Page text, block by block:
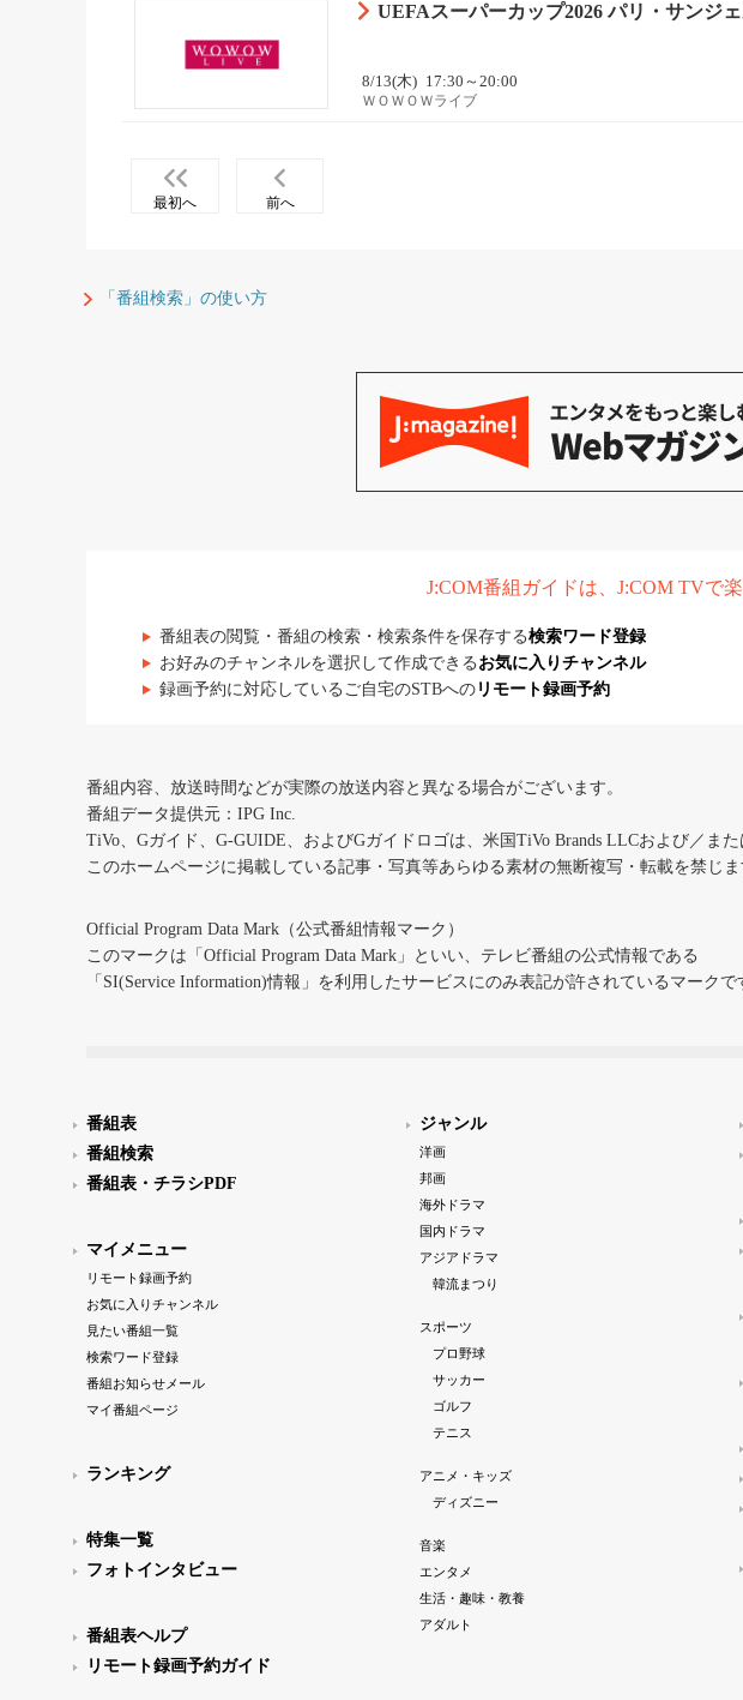
UEFAスーパーカップ2026 パリ・サンジ
8/13(木) 17:30～20:00
ＷＯＷＯＷライブ
最初へ 前へ
「番組検索」の使い方
J:COM番組ガイドは、J:COM TVで
番組表の閲覧・番組の検索・検索条件を保存する検索ワード登録
お好みのチャンネルを選択して作成できる お気に入りチャンネル
録画予約に対応しているご自宅のSTBへの リモート録画予約
番組内容、放送時間などが実際の放送内容と異なる場合がございます。
番組データ提供元：IPG Inc.
TiVo、Gガイド、G-GUIDE、およびGガイドロゴは、米国TiVo Brands LLCおよび／ま
このホームページに掲載している記事・写真等あらゆる素材の無断複写・転載を禁じま
Official Program Data Mark（公式番組情報マーク）
このマークは「Official Program Data Mark」といい、テレビ番組の公式情報である
「SI(Service Information)情報」を利用したサービスにのみ表記が許されているマークで
番組表
番組検索
番組表・チラシPDF
マイメニュー
リモート録画予約
お気に入りチャンネル
見たい番組一覧
検索ワード登録
番組お知らせメール
マイ番組ページ
ランキング
特集一覧
フォトインタビュー
番組表ヘルプ
リモート録画予約ガイド
ジャンル
洋画
邦画
海外ドラマ
国内ドラマ
アジアドラマ
韓流まつり
スポーツ
プロ野球
サッカー
ゴルフ
テニス
アニメ・キッズ
ディズニー
音楽
エンタメ
生活・趣味・教養
アダルト